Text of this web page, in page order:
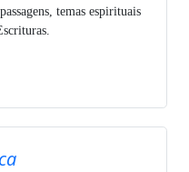
temas espirituais